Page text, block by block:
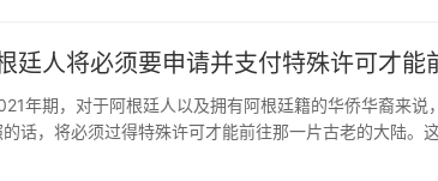
廷人将必须要申请并支付特殊许可才能
年期，对于阿根廷人以及拥有阿根廷籍的华侨华裔来
话，将必须过得特殊许可才能前往那一片古老的大陆。